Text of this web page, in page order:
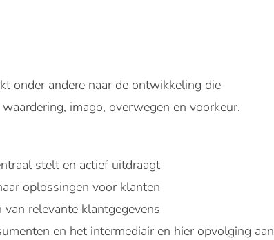
onder andere naar de ontwikkeling die
imago, overwegen en voorkeur.
stelt en actief uitdraagt
oplossingen voor klanten
relevante klantgegevens
en het intermediair en hier opvolging aan